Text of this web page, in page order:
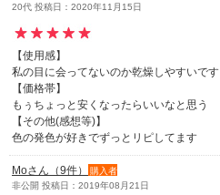
20代 投稿日：2020年11月15日
【使用感】
私の目に会ってないのか乾燥しやすいです
【価格帯】
もぅちょっと安くなったらいいなと思う
【その他(感想等)】
色の発色が好きでずっとリピしてます
Moさん（9件）
購入者
非公開 投稿日：2019年08月21日